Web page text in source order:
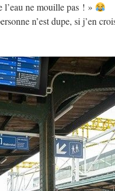
l’eau ne mouille pas ! »
n’est dupe, si j’en